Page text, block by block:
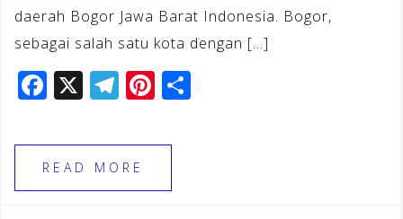
daerah Bogor Jawa Barat Indonesia. Bogor,
sebagai salah satu kota dengan […]
F
c
e
b
X T
e
gr
a
Pi
te
e
READ MORE